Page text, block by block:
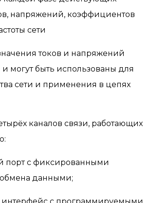
напряжений, коэффициентов
сети
токов и напряжений
могут быть использованы для
сети и применения в цепях
каналов связи, работающих
порт с фиксированными
данными;